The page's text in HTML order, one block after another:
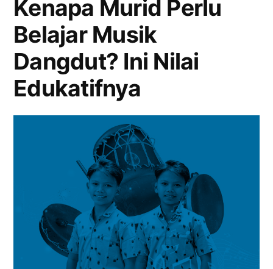
Murid
Lebih
Aktif
dan
Kenapa Murid Perlu
Belajar Musik
Dangdut? Ini Nilai
Edukatifnya